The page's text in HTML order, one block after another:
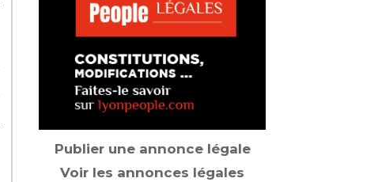
Publier une annonce légale
Voir les annonces légales